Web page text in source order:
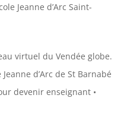
Jeanne d’Arc Saint-
virtuel du Vendée globe.
d’Arc de St Barnabé
devenir enseignant •